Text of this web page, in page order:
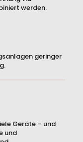
werden.
geringer
Geräte – und
und